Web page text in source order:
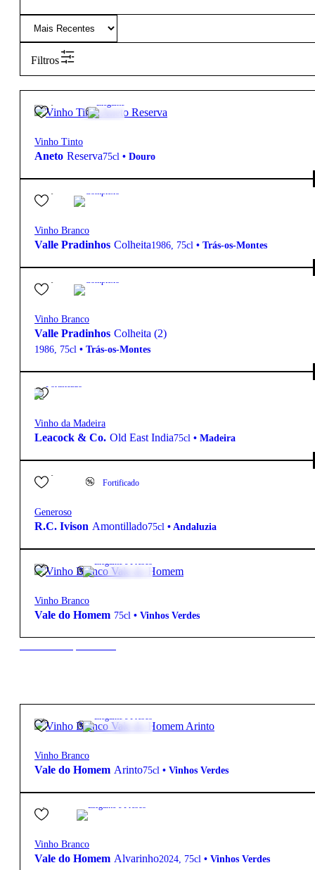
Filtros
10,90€ Elegante
Vinho Tinto
Aneto Reserva75cl • Douro
55,00€Complexo
Vinho Branco
Valle Pradinhos Colheita1986, 75cl • Trás-os-Montes
55,00€Complexo
Vinho Branco
Valle Pradinhos Colheita (2)
1986, 75cl • Trás-os-Montes
Fortificado
Vinho da Madeira
Leacock & Co. Old East India75cl • Madeira
85,00€
Fortificado
Generoso
R.C. Ivison Amontillado75cl • Andaluzia
5,60€ Elegante e Fresco
Vinho Branco
Vale do Homem 75cl • Vinhos Verdes
6,30€ Elegante e Fresco
Vinho Branco
Vale do Homem Arinto75cl • Vinhos Verdes
9,80€ Elegante e Fresco
Vinho Branco
Vale do Homem Alvarinho2024, 75cl • Vinhos Verdes